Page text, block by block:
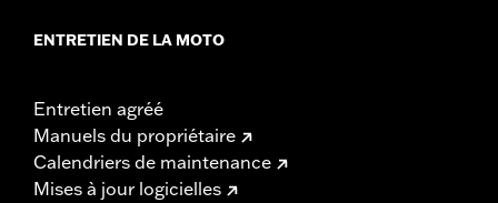
ENTRETIEN DE LA MOTO
Entretien agréé
Manuels du propriétaire
Calendriers de maintenance
Mises à jour logicielles